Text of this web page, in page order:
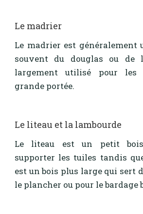
Le madrier
Le madrier est généralement
souvent du douglas ou de
largement utilisé pour les
grande portée.
Le liteau et la lambourde
Le liteau est un petit
supporter les tuiles tandis
est un bois plus large qui sert
le plancher ou pour le bardage